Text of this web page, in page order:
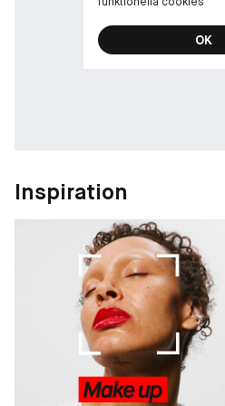
OK
Inspiration